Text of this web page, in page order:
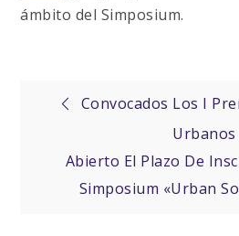
ámbito del Simposium.
de
entradas
Convocados Los I
Urbanos
Abierto El Plazo De
Simposium «Urban